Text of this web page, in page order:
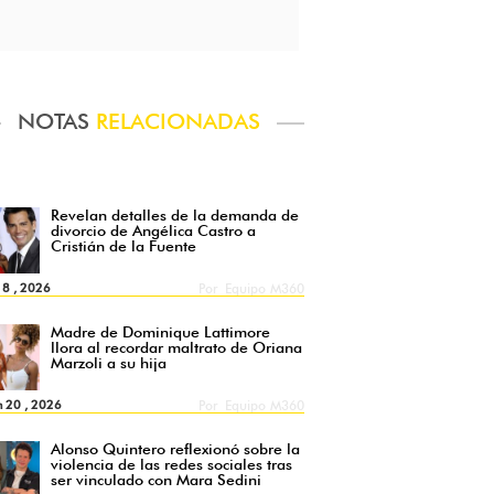
NOTAS RELACIONADAS
Revelan detalles de la demanda de
divorcio de Angélica Castro a
Cristián de la Fuente
8 , 2026
Madre de Dominique Lattimore
llora al recordar maltrato de Oriana
Marzoli a su hija
20 , 2026
Alonso Quintero reflexionó sobre la
violencia de las redes sociales tras
ser vinculado con Mara Sedini